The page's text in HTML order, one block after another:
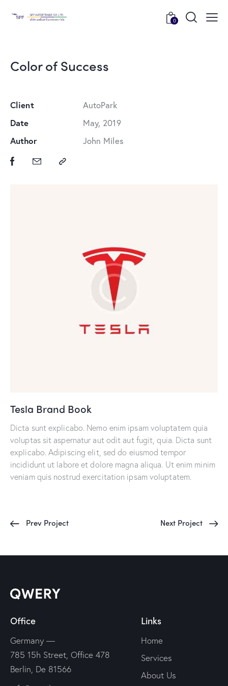
0
Color of Success
Tesla Brand Book
Dicta sunt explicabo. Nemo enim ipsam voluptatem quia
voluptas sit aspernatur aut odit aut fugit, quia. Dicta sunt
explicabo. Adipiscing elit, sed do eiusmod tempor
incididunt ut labore et dolore magna aliqua. Ut enim minim
veniam quis nostrud exercitation ipsam voluptatem.
Client
AutoPark
Date
May, 2019
Author
John Miles
Prev Project Next Project
Office
Germany —
785 15h Street, Office 478
Berlin, De 81566
Links
Home
Services
About Us